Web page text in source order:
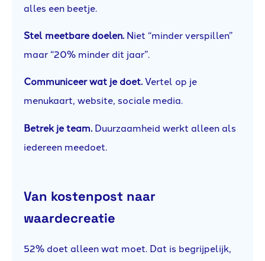
alles een beetje.
Stel meetbare doelen. Niet “minder verspillen”
maar “20% minder dit jaar”.
Communiceer wat je doet.Vertel op je
menukaart, website, sociale media.
Betrek je team. Duurzaamheid werkt alleen als
iedereen meedoet.
Van kostenpost naar
waardecreatie
52% doet alleen wat moet. Dat is begrijpelijk,